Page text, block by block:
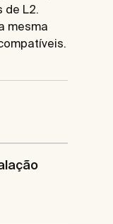
de L2.
mesma